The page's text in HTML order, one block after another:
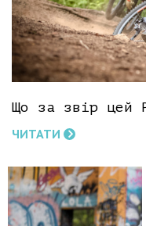
Що за звір цей
ЧИТАТИ